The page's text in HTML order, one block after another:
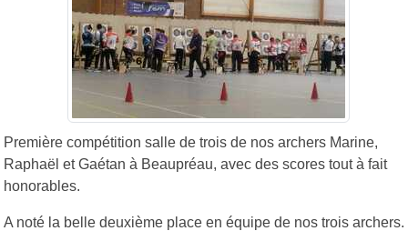
Première compétition salle de trois de nos archers Marine,
Raphaël et Gaétan à Beaupréau, avec des scores tout à fait
honorables.
A noté la belle deuxième place en équipe de nos trois archers.